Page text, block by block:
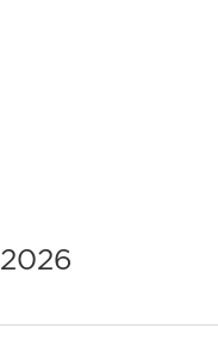
2026